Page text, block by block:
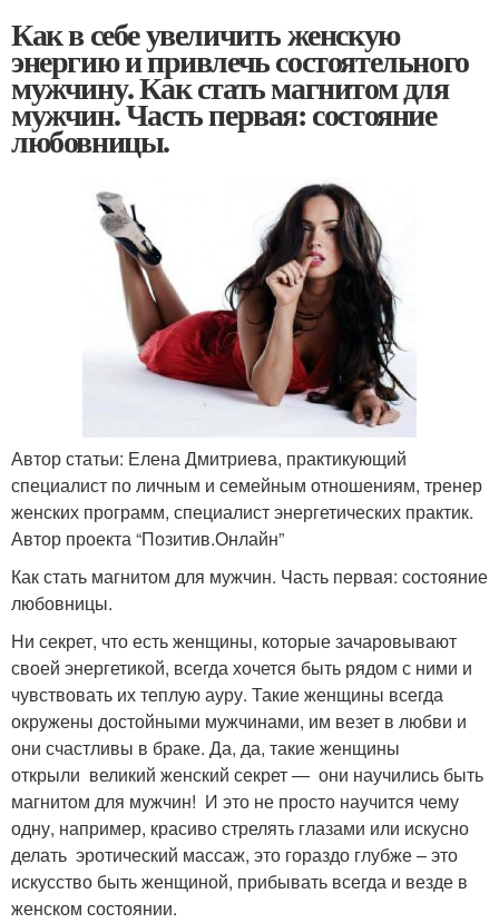
Как в себе увеличить женскую
энергию и привлечь состоятельного
мужчину. Как стать магнитом для
мужчин. Часть первая: состояние
любовницы.
Автор статьи: Елена Дмитриева, практикующий
специалист по личным и семейным отношениям, тренер
женских программ, специалист энергетических практик.
Автор проекта “Позитив.Онлайн”
Как стать магнитом для мужчин. Часть первая: состояние
любовницы.
Ни секрет, что есть женщины, которые зачаровывают
своей энергетикой, всегда хочется быть рядом с ними и
чувствовать их теплую ауру. Такие женщины всегда
окружены достойными мужчинами, им везет в любви и
они счастливы в браке. Да, да, такие женщины
открыли великий женский секрет — они научились быть
магнитом для мужчин! И это не просто научится чему
одну, например, красиво стрелять глазами или искусно
делать эротический массаж, это гораздо глубже – это
искусство быть женщиной, прибывать всегда и везде в
женском состоянии.